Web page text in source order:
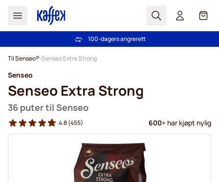
Søk Cart
Gratis frakt over kr 599
100-dagers angrerett
Til Senseo® Senseo Extra Strong
Senseo
Senseo Extra Strong
36 puter til Senseo
4.8(455) 600+ har kjøpt nylig